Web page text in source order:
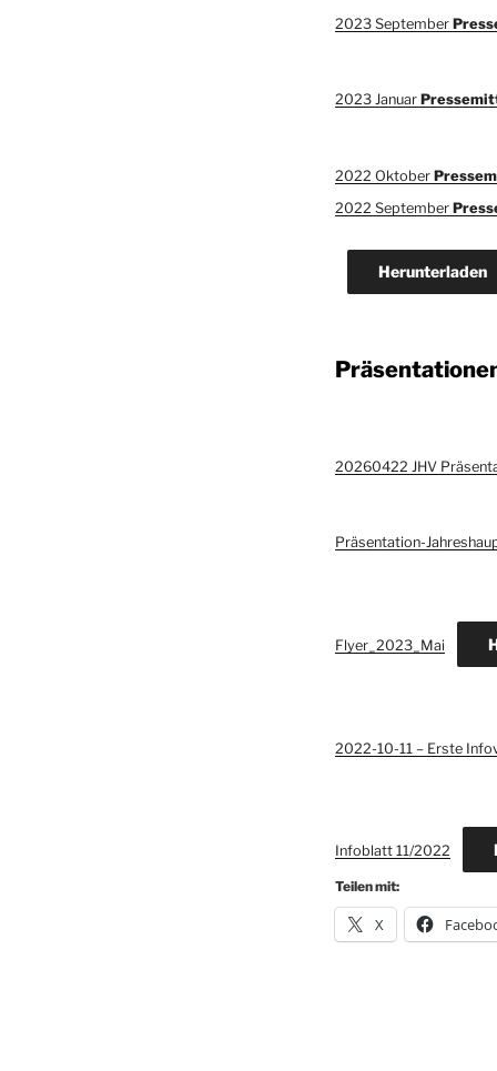
2023 September
2023 Januar
2022 Oktober
2022 September
Herunterladen
20260422 JHV
Präsentation-
Flyer_2023_Mai
2022-10-11 – Erste
Infoblatt 11/2022
Teilen mit:
X